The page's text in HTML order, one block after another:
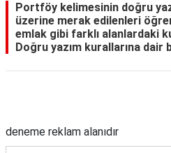
Portföy kelimesinin doğru
üzerine merak edilenleri
emlak gibi farklı alanlardaki
Doğru yazım kurallarına dair
deneme reklam alanıdır